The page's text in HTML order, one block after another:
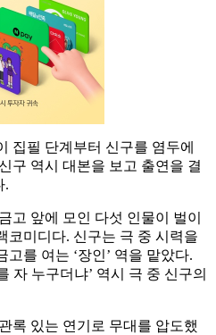
집필 단계부터 신구를 염두에
구 역시 대본을 보고 출연을 결
.
고 앞에 모인 다섯 인물이 벌이
코미디다. 신구는 극 중 시력을
를 여는 ‘장인’ 역을 맡았다.
자 누구더냐’ 역시 극 중 신구의
록 있는 연기로 무대를 압도했